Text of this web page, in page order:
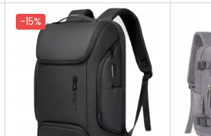
-15%